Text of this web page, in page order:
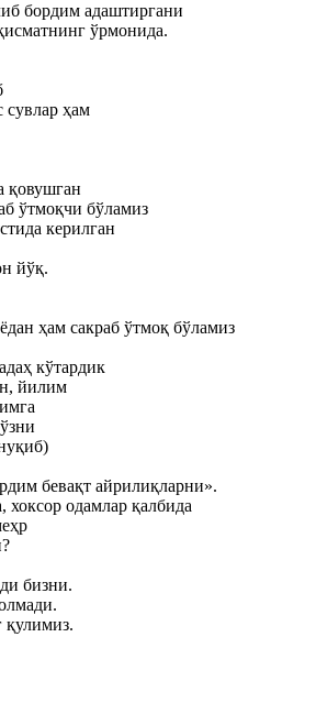
бордим адаштиргани
ўрмонида.
сувлар ҳам
қовушган
ўтмоқчи бўламиз
керилган
йўқ.
ҳам сакраб ўтмоқ бўламиз
кўтардик
йилим
бевақт айрилиқларни».
хоксор одамлар қалбида
бизни.